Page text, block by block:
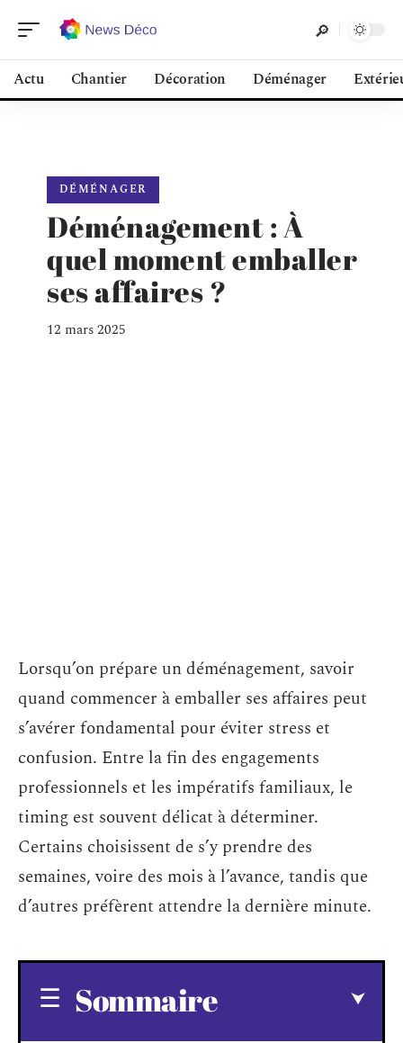
Actu Chantier Décoration Déménager
DÉMÉNAGER
Déménagement : À
quel moment emballer
ses affaires ?
12 mars 2025
Lorsqu’on prépare un déménagement, savoir
quand commencer à emballer ses affaires peut
s’avérer fondamental pour éviter stress et
confusion. Entre la fin des engagements
professionnels et les impératifs familiaux, le
timing est souvent délicat à déterminer.
Certains choisissent de s’y prendre des
semaines, voire des mois à l’avance, tandis que
d’autres préfèrent attendre la dernière minute.
Sommaire